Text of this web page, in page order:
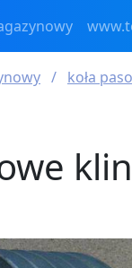
koła